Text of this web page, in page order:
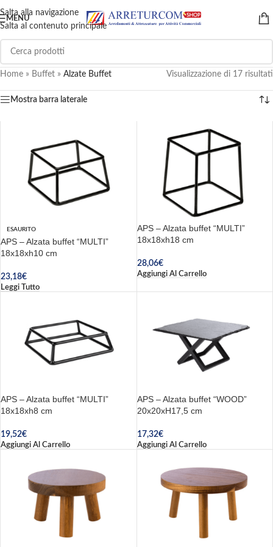
Salta alla navigazione
Salta al contenuto principale
MENU
Home » Buffet » Alzate Buffet Visualizzazione di 17 risultati
Mostra barra laterale
ESAURITO
APS – Alzata buffet “MULTI”
18x18xh10 cm
23,18€
Leggi Tutto
APS – Alzata buffet “MULTI”
18x18xh18 cm
28,06€
Aggiungi Al Carrello
APS – Alzata buffet “MULTI”
18x18xh8 cm
19,52€
Aggiungi Al Carrello
APS – Alzata buffet “WOOD”
20x20xH17,5 cm
17,32€
Aggiungi Al Carrello